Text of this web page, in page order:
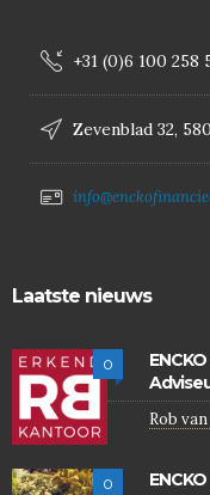
+31 (0)6 100 258
Zevenblad 32,
Laatste nieuws
0
Rob
0